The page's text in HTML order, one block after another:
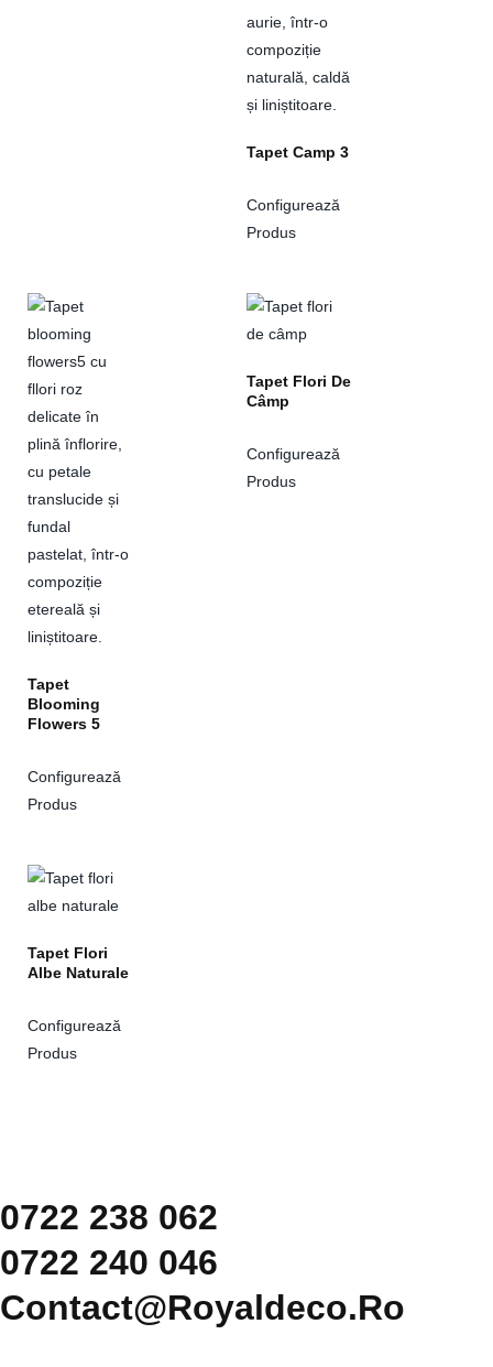
Tapet Camp 3
Configurează
Produs
Tapet
Blooming
Flowers 5
Configurează
Produs
Tapet Flori De
Câmp
Configurează
Produs
Tapet Flori
Albe Naturale
Configurează
Produs
0722 238 062
0722 240 046
Contact@royaldeco.ro